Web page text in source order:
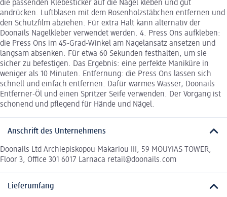
die passenden Klebesticker auf die Nägel kleben und gut
andrücken. Luftblasen mit dem Rosenholzstäbchen entfernen und
den Schutzfilm abziehen. Für extra Halt kann alternativ der
Doonails Nagelkleber verwendet werden. 4. Press Ons aufkleben:
die Press Ons im 45-Grad-Winkel am Nagelansatz ansetzen und
langsam absenken. Für etwa 60 Sekunden festhalten, um sie
sicher zu befestigen. Das Ergebnis: eine perfekte Maniküre in
weniger als 10 Minuten. Entfernung: die Press Ons lassen sich
schnell und einfach entfernen. Dafür warmes Wasser, Doonails
Entferner-Öl und einen Spritzer Seife verwenden. Der Vorgang ist
schonend und pflegend für Hände und Nägel.
Anschrift des Unternehmens
Doonails Ltd Archiepiskopou Makariou III, 59 MOUYIAS TOWER,
Floor 3, Office 301 6017 Larnaca retail@doonails.com
Lieferumfang